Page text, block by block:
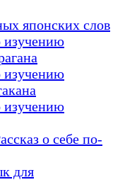
японских слов
изучению
изучению
изучению
о себе по-
для